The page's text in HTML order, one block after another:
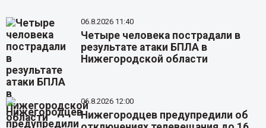
06.8.2026 11:40
Четыре человека пострадали в
результате атаки БПЛА в
Нижегородской области
06.8.2026 12:00
Нижегородцев предупредили об